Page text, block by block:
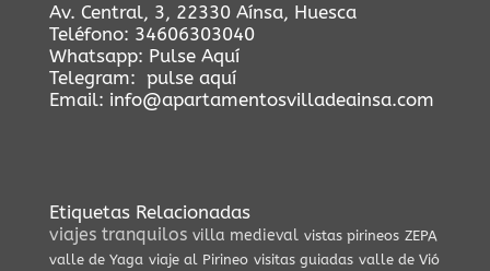
Av. Central, 3, 22330 Aínsa, Huesca
Teléfono: 34606303040
Whatsapp: Pulse Aquí
Telegram: pulse aquí
Email: info@apartamentosvilladeainsa.com
Etiquetas Relacionadas
viajes tranquilos villa medieval vistas pirineos ZEPA
valle de Yaga viaje al Pirineo visitas guiadas valle de Vió